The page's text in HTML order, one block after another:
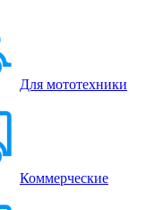
Для мототехники
Коммерческие